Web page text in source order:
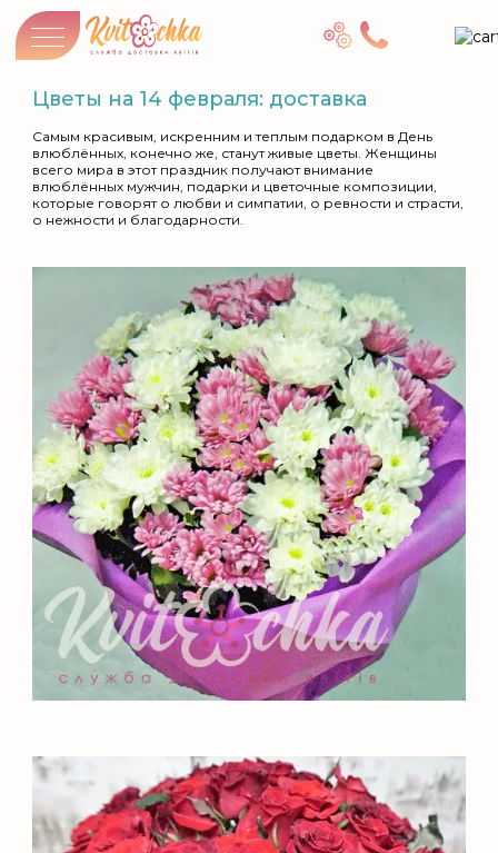
Цветы на 14 февраля: доставка
Самым красивым, искренним и теплым подарком в День
влюблённых, конечно же, станут живые цветы. Женщины
всего мира в этот праздник получают внимание
влюблённых мужчин, подарки и цветочные композиции,
которые говорят о любви и симпатии, о ревности и страсти,
о нежности и благодарности.